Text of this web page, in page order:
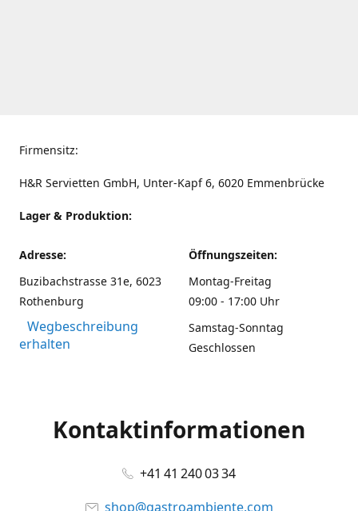
Firmensitz:
H&R Servietten GmbH, Unter-Kapf 6, 6020 Emmenbrücke
Lager & Produktion:
Adresse:
Buzibachstrasse 31e, 6023
Rothenburg
Wegbeschreibung
erhalten
Öffnungszeiten:
Montag-Freitag
09:00 - 17:00 Uhr
Samstag-Sonntag
Geschlossen
Kontaktinformationen
+41 41 240 03 34
shop@gastroambiente.com